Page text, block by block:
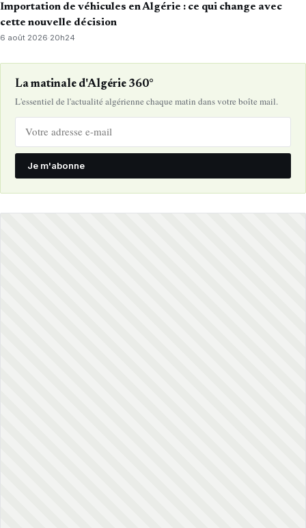
Importation de véhicules en Algérie : ce qui change avec
cette nouvelle décision
6 août 2026·20h24
La matinale d'Algérie 360°
L'essentiel de l'actualité algérienne chaque matin dans votre boîte mail.
Je m'abonne